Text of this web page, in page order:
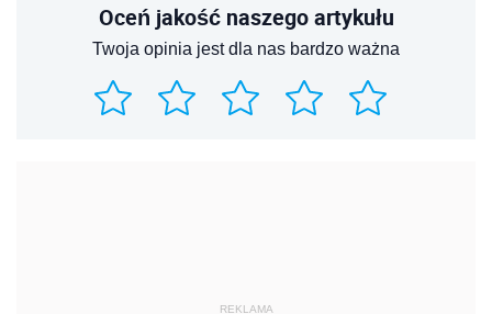
Oceń jakość naszego artykułu
Twoja opinia jest dla nas bardzo ważna
REKLAMA